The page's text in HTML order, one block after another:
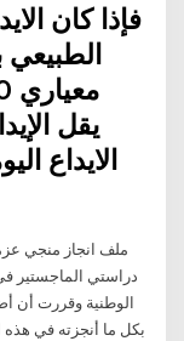
فإذا كان
ملف انجاز منجي
دراستي الماجستير
الوطنية وقررت أن
بكل ما أنجزته في